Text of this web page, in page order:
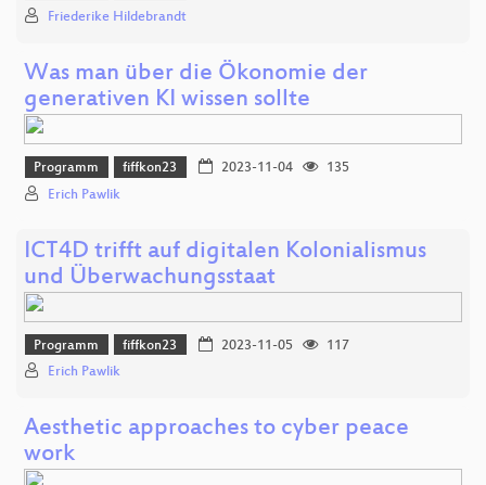
Friederike Hildebrandt
Was man über die Ökonomie der
generativen KI wissen sollte
Programm fiffkon23 2023-11-04
135
Erich Pawlik
ICT4D trifft auf digitalen Kolonialismus
und Überwachungsstaat
Programm fiffkon23 2023-11-05
117
Erich Pawlik
Aesthetic approaches to cyber peace
work